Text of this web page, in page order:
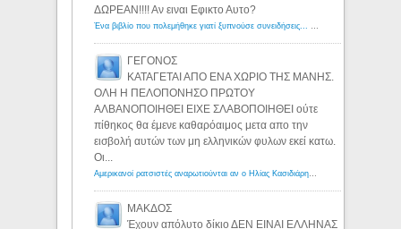
ΔΩΡΕΑΝ!!!! Αν ειναι Εφικτο Αυτο?
Ένα βιβλίο που πολεμήθηκε γιατί ξυπνούσε συνειδήσεις... - Λόγιος Ερμής | Η γνώση ξεκινάει με την αναζήτηση...
ΓΕΓΟΝΟΣ
ΚΑΤΑΓΕΤΑΙ ΑΠΟ ΕΝΑ ΧΩΡΙΟ ΤΗΣ ΜΑΝΗΣ.
ΟΛΗ Η ΠΕΛΟΠΟΝΗΣΟ ΠΡΩΤΟΥ
ΑΛΒΑΝΟΠΟΙΗΘΕΙ ΕΙΧΕ ΣΛΑΒΟΠΟΙΗΘΕΙ ούτε
πίθηκος θα έμενε καθαρόαιμος μετα απο την
εισβολή αυτών των μη ελληνικών φυλων εκεί κατω.
Οι...
Αμερικανοί ρατσιστές αναρωτιούνται αν ο Ηλίας Κασιδιάρης ανήκει στη λευκή φυλή... - Λόγιος Ερμής
ΜΑΚΔΟΣ
Έχουν απόλυτο δίκιο ΔΕΝ ΕΙΝΑΙ ΕΛΛΗΝΑΣ